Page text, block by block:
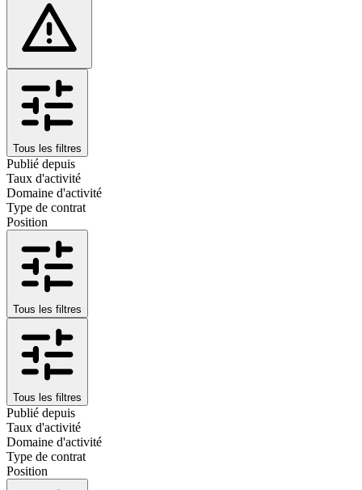
Tous les filtres
Publié depuis
Taux d'activité
Domaine d'activité
Type de contrat
Position
Tous les filtres
Tous les filtres
Publié depuis
Taux d'activité
Domaine d'activité
Type de contrat
Position